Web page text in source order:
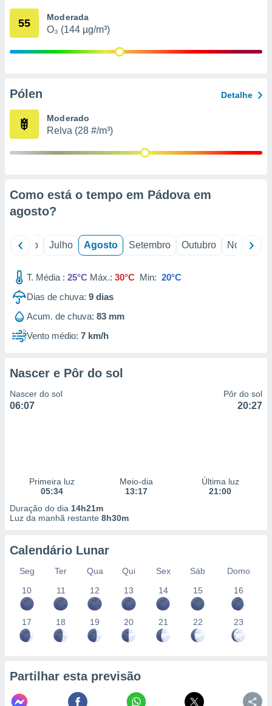
através
estudos
1199
55 Moderada
O₃ (144 µg/m³)
Pólen Detalhe
Moderado
Relva (28 #/m³)
Como está o tempo em Pádova em
agosto?
Junho Julho Agosto Setembro Outubro Novembro
T. Média : 25°C Máx.: 30°C Min: 20°C
Dias de chuva: 9 dias
Acum. de chuva: 83 mm
Vento médio: 7 km/h
Nascer e Pôr do sol
Nascer do sol
06:07
Pôr do sol
20:27
Primeira luz
05:34
Meio-dia
13:17
Última luz
21:00
Duração do dia 14h21m
Luz da manhã restante 8h30m
Calendário Lunar
Seg Ter Qua Qui Sex Sáb
Domo
10
11 12 13 14 15 16
17 18 19 20 21 22 23
Partilhar esta previsão